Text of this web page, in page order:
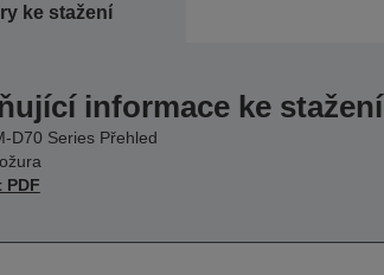
ke stažení
informace ke stažení
D70 Series Přehled
PDF